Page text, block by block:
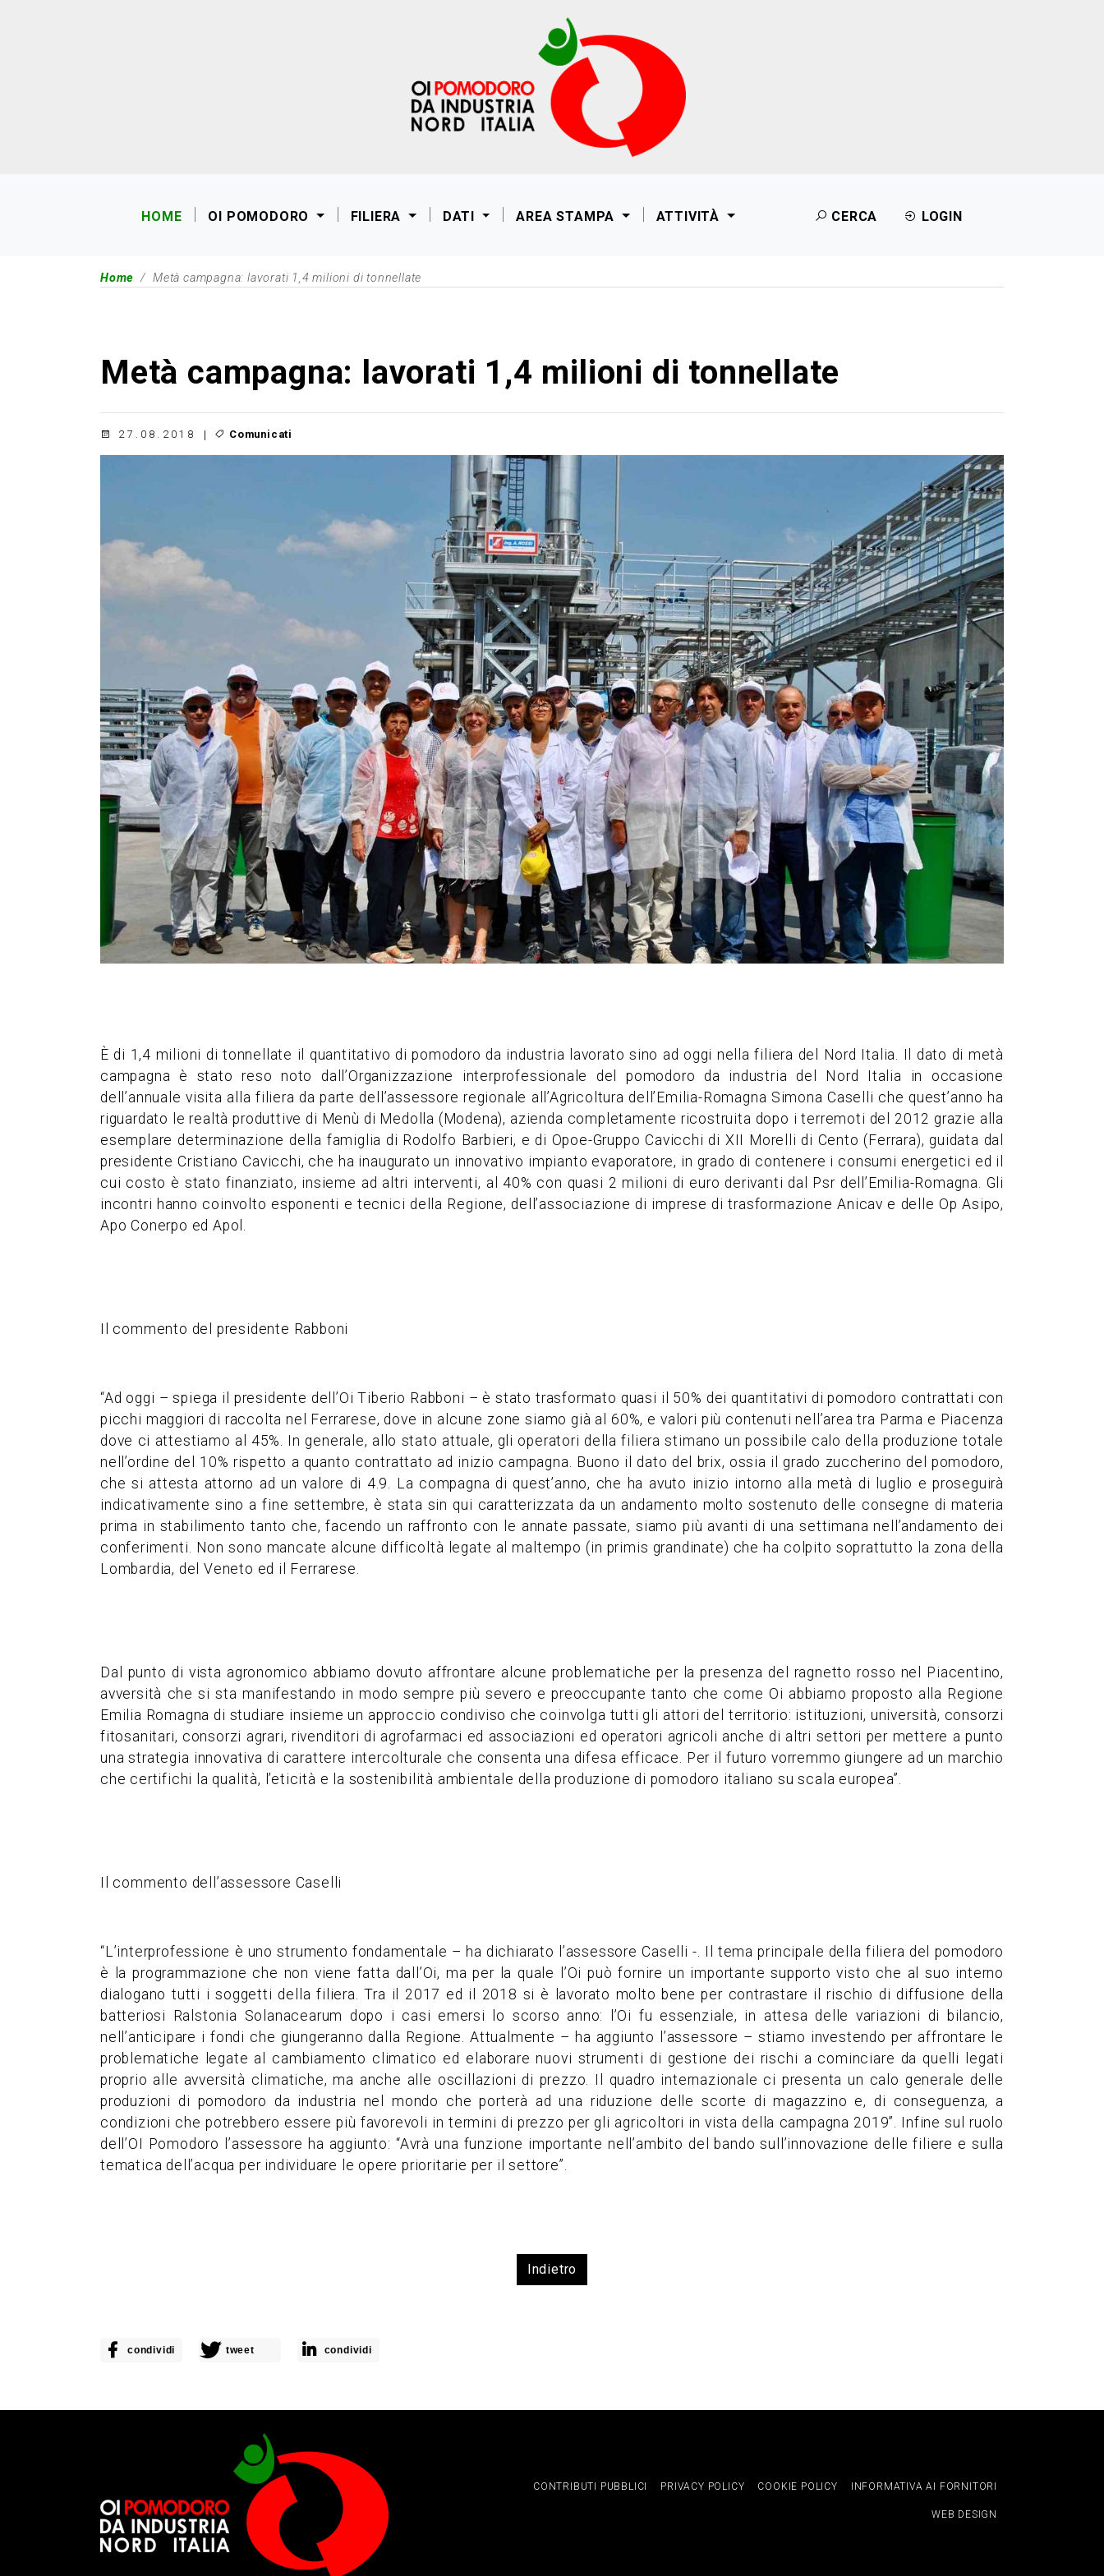
HOME OI POMODORO FILIERA DATI AREA STAMPA ATTIVITÀ LOGIN
CERCA
Home Metà campagna: lavorati 1,4 milioni di tonnellate
Metà campagna: lavorati 1,4 milioni di tonnellate
27.08.2018 Comunicati
È di 1,4 milioni di tonnellate il quantitativo di pomodoro da industria lavorato sino ad oggi nella filiera del Nord Italia. Il dato di metà
campagna è stato reso noto dall’Organizzazione interprofessionale del pomodoro da industria del Nord Italia in occasione
dell’annuale visita alla filiera da parte dell’assessore regionale all’Agricoltura dell’Emilia-Romagna Simona Caselli che quest’anno ha
riguardato le realtà produttive di Menù di Medolla (Modena), azienda completamente ricostruita dopo i terremoti del 2012 grazie alla
esemplare determinazione della famiglia di Rodolfo Barbieri, e di Opoe-Gruppo Cavicchi di XII Morelli di Cento (Ferrara), guidata dal
presidente Cristiano Cavicchi, che ha inaugurato un innovativo impianto evaporatore, in grado di contenere i consumi energetici ed il
cui costo è stato finanziato, insieme ad altri interventi, al 40% con quasi 2 milioni di euro derivanti dal Psr dell’Emilia-Romagna. Gli
incontri hanno coinvolto esponenti e tecnici della Regione, dell’associazione di imprese di trasformazione Anicav e delle Op Asipo,
Apo Conerpo ed Apol.
Il commento del presidente Rabboni
“Ad oggi – spiega il presidente dell’Oi Tiberio Rabboni – è stato trasformato quasi il 50% dei quantitativi di pomodoro contrattati con
picchi maggiori di raccolta nel Ferrarese, dove in alcune zone siamo già al 60%, e valori più contenuti nell’area tra Parma e Piacenza
dove ci attestiamo al 45%. In generale, allo stato attuale, gli operatori della filiera stimano un possibile calo della produzione totale
nell’ordine del 10% rispetto a quanto contrattato ad inizio campagna. Buono il dato del brix, ossia il grado zuccherino del pomodoro,
che si attesta attorno ad un valore di 4.9. La compagna di quest’anno, che ha avuto inizio intorno alla metà di luglio e proseguirà
indicativamente sino a fine settembre, è stata sin qui caratterizzata da un andamento molto sostenuto delle consegne di materia
prima in stabilimento tanto che, facendo un raffronto con le annate passate, siamo più avanti di una settimana nell’andamento dei
conferimenti. Non sono mancate alcune difficoltà legate al maltempo (in primis grandinate) che ha colpito soprattutto la zona della
Lombardia, del Veneto ed il Ferrarese.
Dal punto di vista agronomico abbiamo dovuto affrontare alcune problematiche per la presenza del ragnetto rosso nel Piacentino,
avversità che si sta manifestando in modo sempre più severo e preoccupante tanto che come Oi abbiamo proposto alla Regione
Emilia Romagna di studiare insieme un approccio condiviso che coinvolga tutti gli attori del territorio: istituzioni, università, consorzi
fitosanitari, consorzi agrari, rivenditori di agrofarmaci ed associazioni ed operatori agricoli anche di altri settori per mettere a punto
una strategia innovativa di carattere intercolturale che consenta una difesa efficace. Per il futuro vorremmo giungere ad un marchio
che certifichi la qualità, l’eticità e la sostenibilità ambientale della produzione di pomodoro italiano su scala europea”.
Il commento dell’assessore Caselli
“L’interprofessione è uno strumento fondamentale – ha dichiarato l’assessore Caselli -. Il tema principale della filiera del pomodoro
è la programmazione che non viene fatta dall’Oi, ma per la quale l’Oi può fornire un importante supporto visto che al suo interno
dialogano tutti i soggetti della filiera. Tra il 2017 ed il 2018 si è lavorato molto bene per contrastare il rischio di diffusione della
batteriosi Ralstonia Solanacearum dopo i casi emersi lo scorso anno: l’Oi fu essenziale, in attesa delle variazioni di bilancio,
nell’anticipare i fondi che giungeranno dalla Regione. Attualmente – ha aggiunto l’assessore – stiamo investendo per affrontare le
problematiche legate al cambiamento climatico ed elaborare nuovi strumenti di gestione dei rischi a cominciare da quelli legati
proprio alle avversità climatiche, ma anche alle oscillazioni di prezzo. Il quadro internazionale ci presenta un calo generale delle
produzioni di pomodoro da industria nel mondo che porterà ad una riduzione delle scorte di magazzino e, di conseguenza, a
condizioni che potrebbero essere più favorevoli in termini di prezzo per gli agricoltori in vista della campagna 2019”. Infine sul ruolo
dell’OI Pomodoro l’assessore ha aggiunto: “Avrà una funzione importante nell’ambito del bando sull’innovazione delle filiere e sulla
tematica dell’acqua per individuare le opere prioritarie per il settore”.
Indietro
condividi tweet condividi
CONTRIBUTI PUBBLICI PRIVACY POLICY COOKIE POLICY INFORMATIVA AI FORNITORI
WEB DESIGN